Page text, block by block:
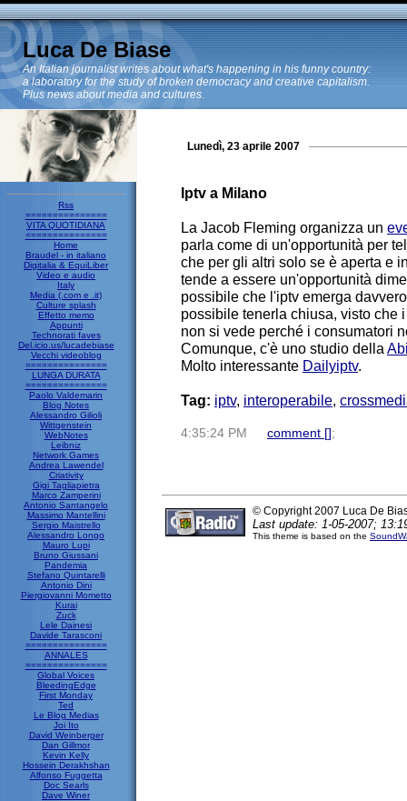
Luca De Biase
An Italian journalist writes about what's happening in his funny country:
a laboratory for the study of broken democracy and creative capitalism.
Plus news about media and cultures.
Rss
===============
VITA QUOTIDIANA
===============
Home
Braudel - in italiano
Digitalia & EquiLiber
Video e audio
Italy
Media (.com e .it)
Culture splash
Effetto memo
Appunti
Technorati faves
Del.icio.us/lucadebiase
Vecchi videoblog
===============
LUNGA DURATA
===============
Paolo Valdemarin
Blog Notes
Alessandro Gilioli
Wittgenstein
WebNotes
Leibniz
Network Games
Andrea Lawendel
Criativity
Gigi Tagliapietra
Marco Zamperini
Antonio Santangelo
Massimo Mantellini
Sergio Maistrello
Alessandro Longo
Mauro Lupi
Bruno Giussani
Pandemia
Stefano Quintarelli
Antonio Dini
Piergiovanni Mometto
Kurai
Zuck
Lele Dainesi
Davide Tarasconi
===============
ANNALES
===============
Global Voices
BleedingEdge
First Monday
Ted
Le Blog Medias
Joi Ito
David Weinberger
Dan Gillmor
Kevin Kelly
Hossein Derakhshan
Alfonso Fuggetta
Doc Searls
Dave Winer
Lunedì, 23 aprile 2007
Iptv a Milano
La Jacob Fleming organizza un
parla come di un'opportunità per
che per gli altri solo se è aperta e
tende a essere un'opportunità
possibile che l'iptv emerga
possibile tenerla chiusa, visto che
non si vede perché i consumatori
Comunque, c'è uno studio della
Molto interessante Dailyiptv.
Tag: iptv, interoperabile,
4:35:24 PM comment [] ;
© Copyright 2007 Luca De
Last update: 1-05-2007;
This theme is based on the